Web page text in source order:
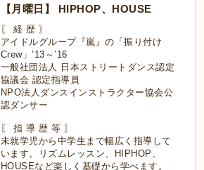
【月曜日】 HIPHOP、HOUSE
〖 経 歴 〗
アイドルグループ『嵐』の「振り付け
Crew」’13～’16
一般社団法人 日本ストリートダンス認定
協議会 認定指導員
NPO法人ダンスインストラクター協会公
認ダンサー
〖 指 導 歴 等 〗
未就学児から中学生まで幅広く指導して
います。リズムレッスン、HIPHOP、
HOUSEなど楽しく基礎から学べます。